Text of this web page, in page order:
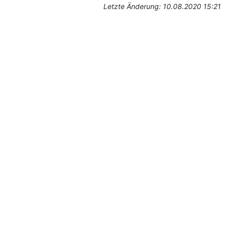
Letzte Änderung: 10.08.2020 15:21